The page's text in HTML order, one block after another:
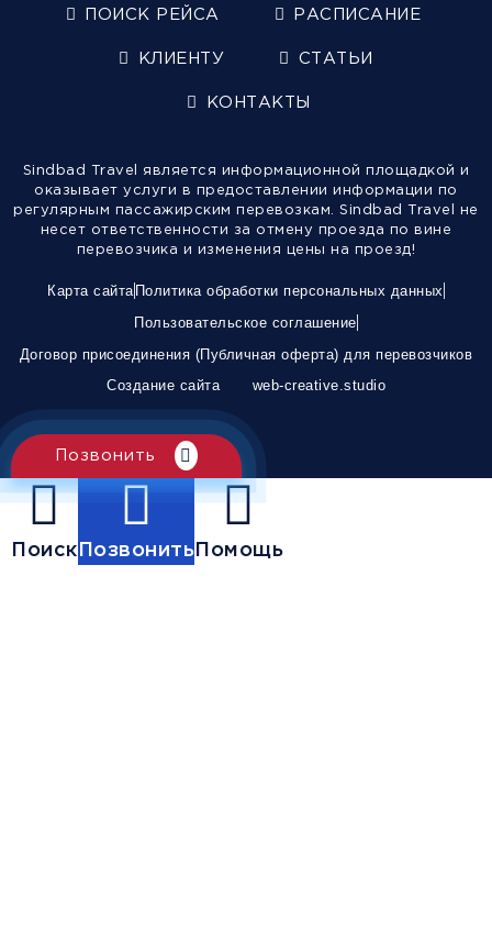
ПОИСК РЕЙСА РАСПИСАНИЕ
КЛИЕНТУ СТАТЬИ
КОНТАКТЫ
Sindbad Travel является информационной площадкой и
оказывает услуги в предоставлении информации по
регулярным пассажирским перевозкам. Sindbad Travel не
несет ответственности за отмену проезда по вине
перевозчика и изменения цены на проезд!
Карта сайта Политика обработки персональных данных
Пользовательское соглашение
Договор присоединения (Публичная оферта) для перевозчиков
Создание сайта
web-creative.studio
Позвонить
ПоискПозвонитьПомощь